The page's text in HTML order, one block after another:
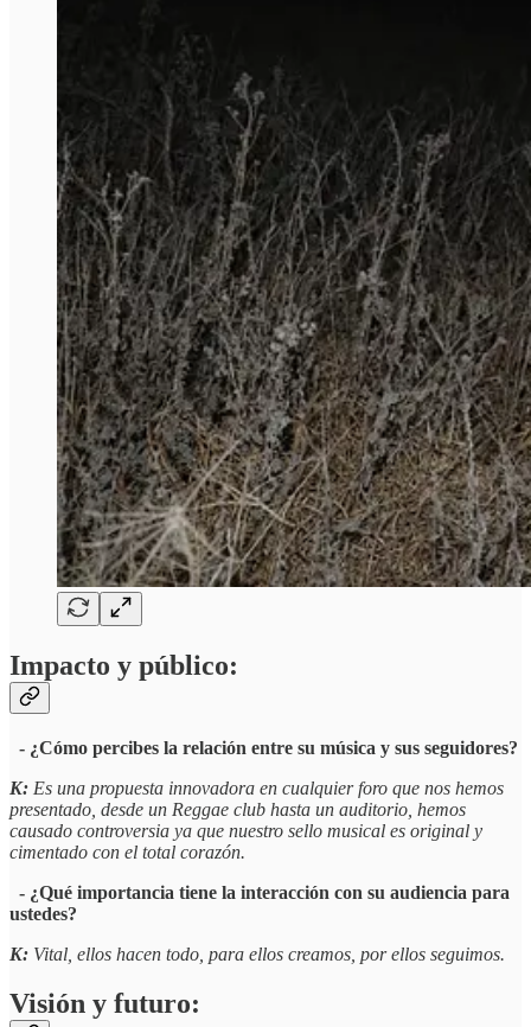
Impacto y público:
- ¿Cómo percibes la relación entre su música y sus seguidores?
K: Es una propuesta innovadora en cualquier foro que nos hemos
presentado, desde un Reggae club hasta un auditorio, hemos
causado controversia ya que nuestro sello musical es original y
cimentado con el total corazón.
- ¿Qué importancia tiene la interacción con su audiencia para
ustedes?
K: Vital, ellos hacen todo, para ellos creamos, por ellos seguimos.
Visión y futuro: